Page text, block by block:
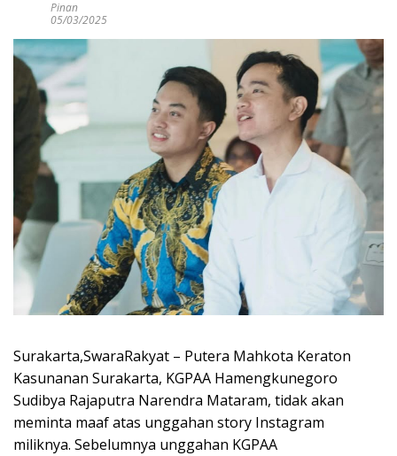
Pinan
05/03/2025
Surakarta,SwaraRakyat – Putera Mahkota Keraton
Kasunanan Surakarta, KGPAA Hamengkunegoro
Sudibya Rajaputra Narendra Mataram, tidak akan
meminta maaf atas unggahan story Instagram
miliknya. Sebelumnya unggahan KGPAA